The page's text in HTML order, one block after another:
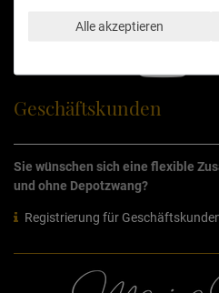
Widerrufsfo
Geschäftskunden
Sie wünschen sich eine flexible
und ohne Depotzwang?
Registrierung für
Alle akzeptieren